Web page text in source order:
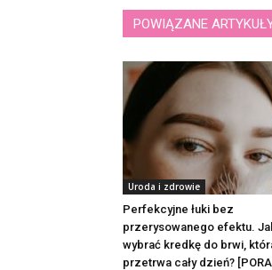
POWIĄZANE
Uroda i zdrowie
Perfekcyjne łuki bez
przerysowanego efektu.
wybrać kredkę do brwi,
przetrwa cały dzień?